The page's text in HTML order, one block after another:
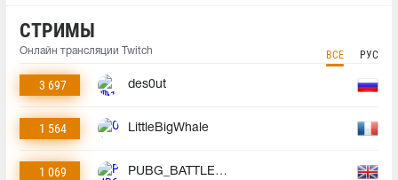
СТРИМЫ
Онлайн трансляции Twitch ВСЕ РУС
3 697 des0ut
1 564 LittleBigWhale
1 069 PUBG_BATTLEGROUNDS